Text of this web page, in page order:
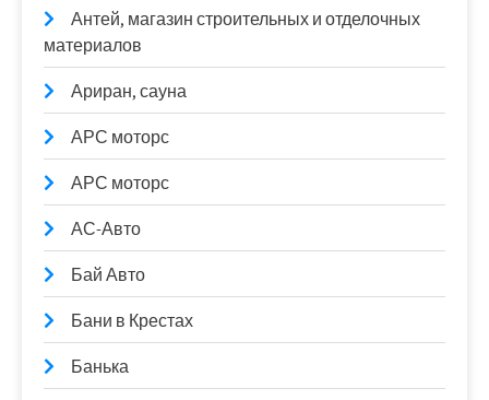
Антей, магазин строительных и отделочных
материалов
Ариран, сауна
АРС моторс
АРС моторс
АС-Авто
Бай Авто
Бани в Крестах
Банька